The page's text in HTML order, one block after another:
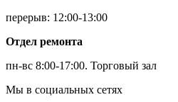
перерыв: 12:00-13:00
Отдел ремонта
пн-вс 8:00-17:00. Торговый зал
Мы в социальных сетях